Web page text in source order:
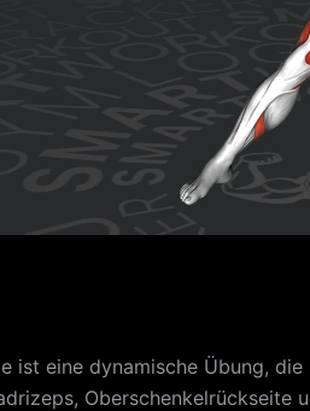
ist eine dynamische Übung,